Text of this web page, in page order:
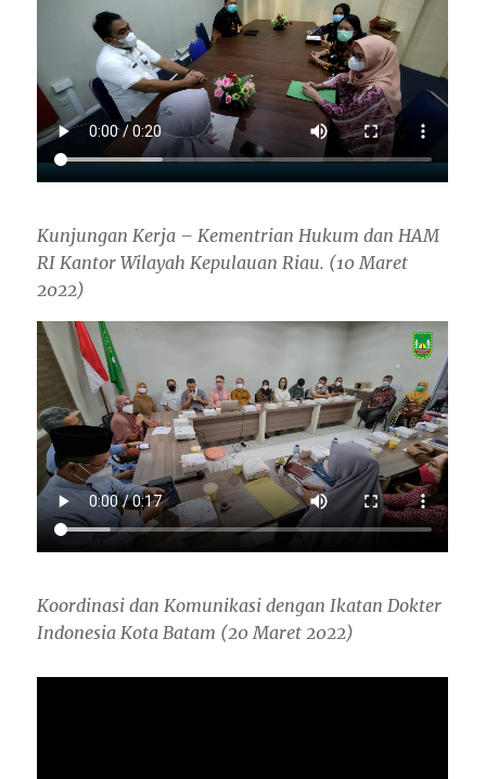
Kunjungan Kerja – Kementrian Hukum dan HAM
RI Kantor Wilayah Kepulauan Riau. (10 Maret
2022)
Koordinasi dan Komunikasi dengan Ikatan Dokter
Indonesia Kota Batam (20 Maret 2022)